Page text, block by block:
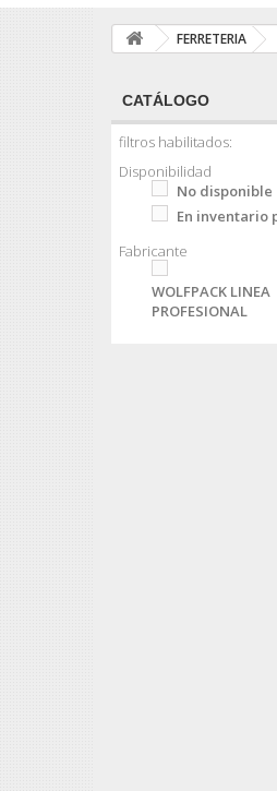
FERRETERIA
CATÁLOGO
filtros habilitados:
Disponibilidad
No disponible
En inventario
Fabricante
WOLFPACK LINEA
PROFESIONAL